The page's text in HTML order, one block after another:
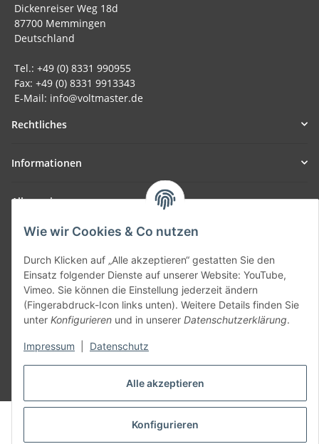
Alle akzeptieren
Konfigurieren
Wie wir Cookies & Co nutzen
Durch Klicken auf „Alle akzeptieren“ gestatten Sie den
Einsatz folgender Dienste auf unserer Website: YouTube,
Vimeo. Sie können die Einstellung jederzeit ändern
(Fingerabdruck-Icon links unten). Weitere Details finden Sie
unter Konfigurieren und in unserer Datenschutzerklärung.
Impressum Datenschutz
Dickenreiser Weg 18d
87700 Memmingen
Deutschland
Tel.: +49 (0) 8331 990955
Fax: +49 (0) 8331 9913343
E-Mail: info@voltmaster.de
Rechtliches
Informationen
Allgemein
Teil unseres Netzwerks:
SmoliTec - Safety. Simplified. Worldwide. ( B2B Shop )
Vertrag widerrufen
* Alle Preise inkl. gesetzlicher USt., zzgl.Versand
© voltmaster.de
Powered byJTL-Shop